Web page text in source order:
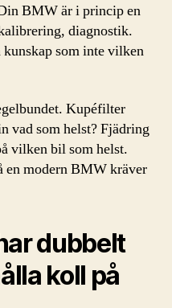
BMW är i princip en
diagnostik.
som inte vilken
Kupéfilter
vad som helst? Fjädring
vilken bil som helst.
en modern BMW kräver
dubbelt
koll på